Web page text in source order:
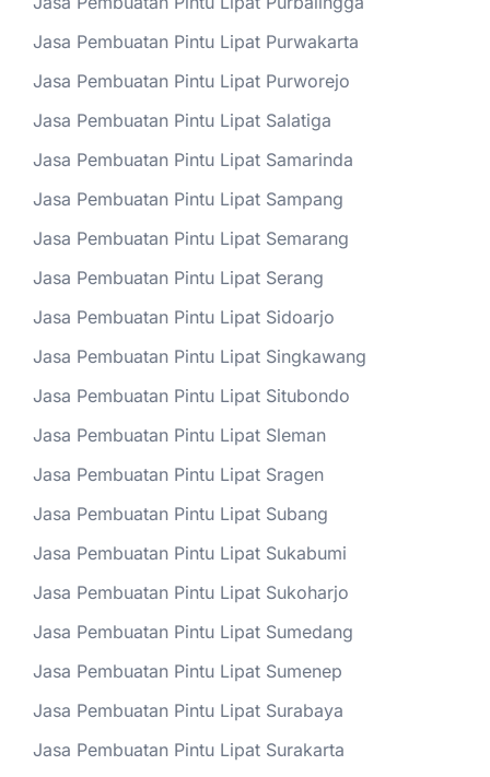
Jasa Pembuatan Pintu Lipat Purwakarta
Jasa Pembuatan Pintu Lipat Purworejo
Jasa Pembuatan Pintu Lipat Salatiga
Jasa Pembuatan Pintu Lipat Samarinda
Jasa Pembuatan Pintu Lipat Sampang
Jasa Pembuatan Pintu Lipat Semarang
Jasa Pembuatan Pintu Lipat Serang
Jasa Pembuatan Pintu Lipat Sidoarjo
Jasa Pembuatan Pintu Lipat Singkawang
Jasa Pembuatan Pintu Lipat Situbondo
Jasa Pembuatan Pintu Lipat Sleman
Jasa Pembuatan Pintu Lipat Sragen
Jasa Pembuatan Pintu Lipat Subang
Jasa Pembuatan Pintu Lipat Sukabumi
Jasa Pembuatan Pintu Lipat Sukoharjo
Jasa Pembuatan Pintu Lipat Sumedang
Jasa Pembuatan Pintu Lipat Sumenep
Jasa Pembuatan Pintu Lipat Surabaya
Jasa Pembuatan Pintu Lipat Surakarta